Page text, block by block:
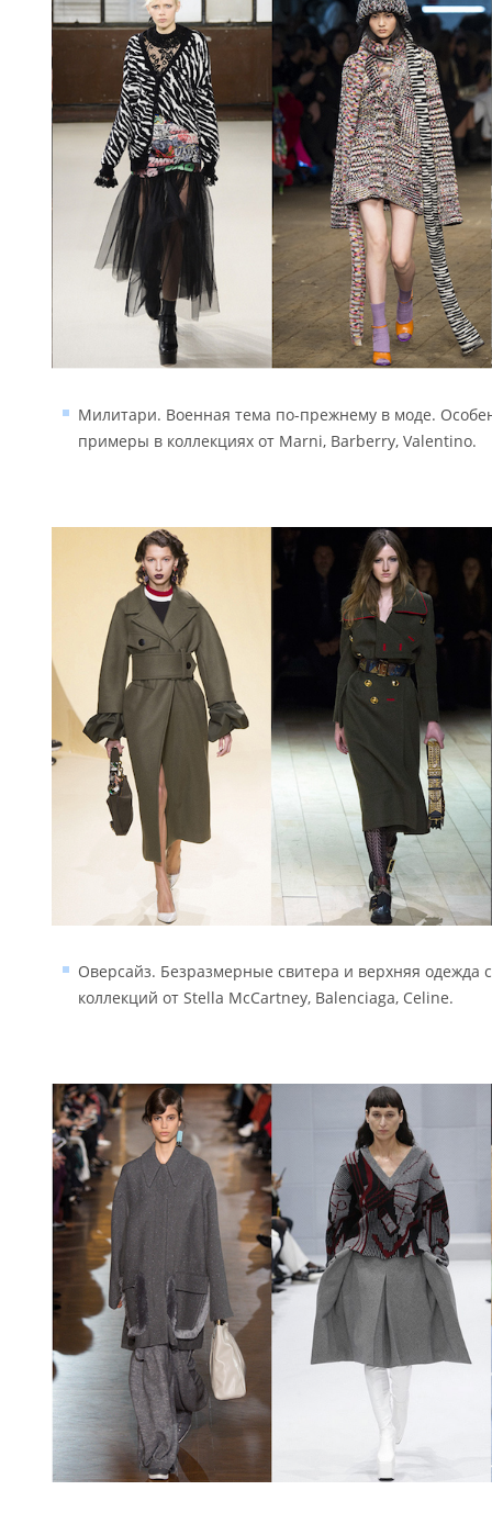
Милитари. Военная тема по-прежнему в моде.
примеры в коллекциях от Marni, Barberry, Valentino.
Оверсайз. Безразмерные свитера и верхняя одежда
коллекций от Stella McCartney, Balenciaga, Celine.